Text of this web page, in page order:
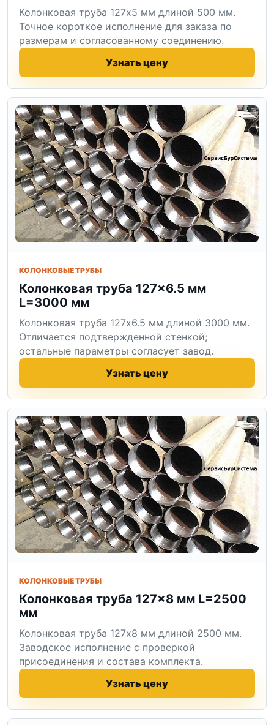
Колонковая труба 127x5 мм длиной 500 мм.
Точное короткое исполнение для заказа по
размерам и согласованному соединению.
Узнать цену
КОЛОНКОВЫЕ ТРУБЫ
Колонковая труба 127×6.5 мм
L=3000 мм
Колонковая труба 127x6.5 мм длиной 3000 мм.
Отличается подтвержденной стенкой;
остальные параметры согласует завод.
Узнать цену
КОЛОНКОВЫЕ ТРУБЫ
Колонковая труба 127×8 мм L=2500
мм
Колонковая труба 127x8 мм длиной 2500 мм.
Заводское исполнение с проверкой
присоединения и состава комплекта.
Узнать цену